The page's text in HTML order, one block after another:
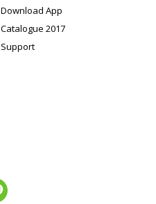
Download App
Catalogue 2017
Support